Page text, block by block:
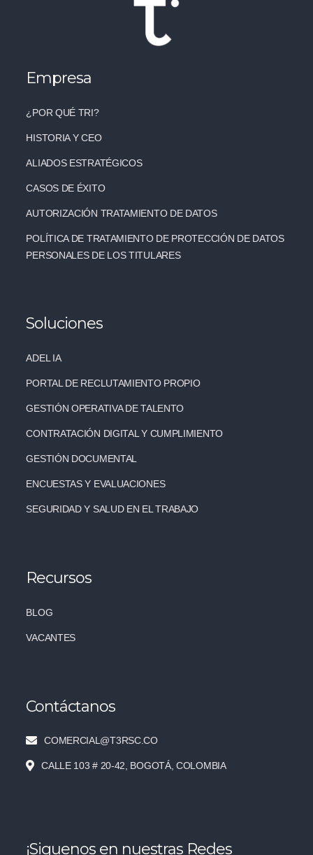
Empresa
¿POR QUÉ TRI?
HISTORIA Y CEO
ALIADOS ESTRATÉGICOS
CASOS DE ÉXITO
AUTORIZACIÓN TRATAMIENTO DE DATOS
POLÍTICA DE TRATAMIENTO DE PROTECCIÓN DE DATOS
PERSONALES DE LOS TITULARES
Soluciones
ADEL IA
PORTAL DE RECLUTAMIENTO PROPIO
GESTIÓN OPERATIVA DE TALENTO
CONTRATACIÓN DIGITAL Y CUMPLIMIENTO
GESTIÓN DOCUMENTAL
ENCUESTAS Y EVALUACIONES
SEGURIDAD Y SALUD EN EL TRABAJO
Recursos
BLOG
VACANTES
Contáctanos
COMERCIAL@T3RSC.CO
CALLE 103 # 20-42, BOGOTÁ, COLOMBIA
¡Siguenos en nuestras Redes